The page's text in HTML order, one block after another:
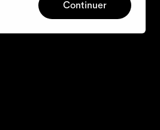
Continuer